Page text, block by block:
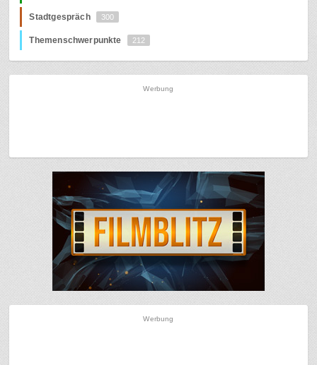
Stadtgespräch 300
Themenschwerpunkte 212
Werbung
Werbung